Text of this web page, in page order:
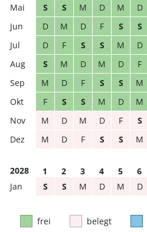
S
S M D M D
D
M D F S S
D
F S S M D
S
M D M D F
M
D F S S M
F
S S M D M
M
D M D F S
M
D F S S M
2028 1 2 3 4 5 6
S
S M D M D
frei belegt